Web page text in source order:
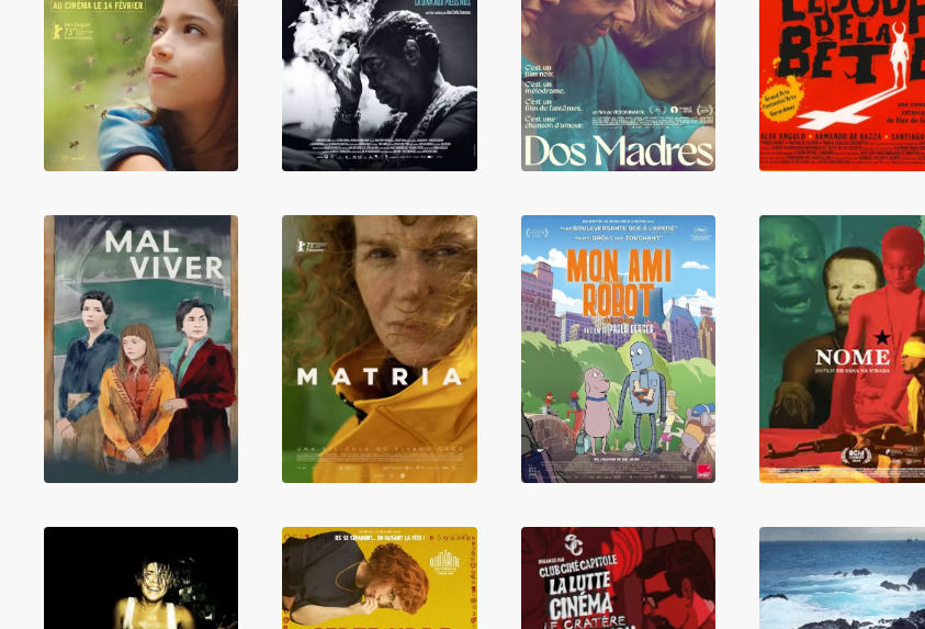
20 000 espèces
d'abeilles
Cesaria Evora, la
diva aux pieds
nus
Dos Madres
Le Jour de la
bête
Mal Viver Matria Mon ami robot Nome